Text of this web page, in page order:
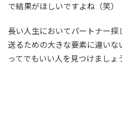
で結果がほしいですよね（笑）
長い人生においてパートナー探
送るための大きな要素に違い
ってでもいい人を見つけましょ